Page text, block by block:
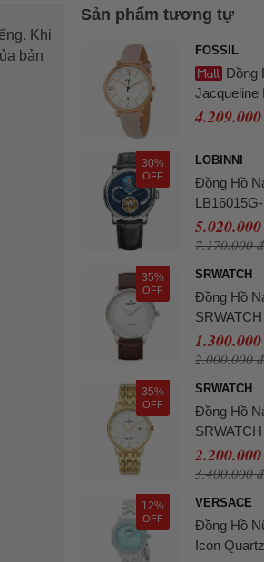
Khi
bản
Sản phẩm tương tự
FOSSIL
Đồng
Jacqueline
Hồng Trắng
30%
OFF
LOBINNI
Đồng Hồ
Xanh Đen
7.170.000 đ
35%
OFF
SRWATCH
Đồng Hồ
Watch
Màu Bạc -
2.000.000 đ
35%
OFF
SRWATCH
Đồng Hồ
Watch
Màu Vàng
3.400.000 đ
12%
OFF
VERSACE
Đồng Hồ
Icon